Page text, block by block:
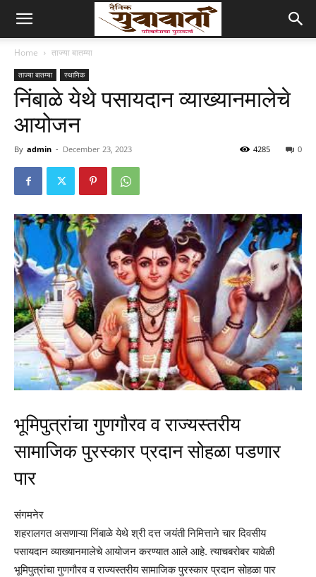
Home ताज्या बातम्या
ताज्या बातम्या स्थानिक
निंबाळे येथे पसायदान व्याख्यानमालेचे
आयोजन
By admin - December 23, 2023 0
4285
भूमिपुत्रांचा गुणगौरव व राज्यस्तरीय
सामाजिक पुरस्कार प्रदान सोहळा पडणार
पार
संगमनेर
शहरालगत असणाऱ्या निंबाळे येथे श्री दत्त जयंती निमित्ताने चार दिवसीय
पसायदान व्याख्यानमालेचे आयोजन करण्यात आले आहे. त्याचबरोबर यावेळी
भूमिपुत्रांचा गुणगौरव व राज्यस्तरीय सामाजिक पुरस्कार प्रदान सोहळा पार